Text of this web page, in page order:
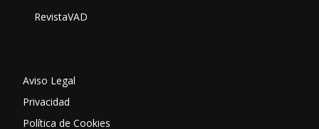
RevistaVAD
Aviso Legal
Privacidad
Política de Cookies